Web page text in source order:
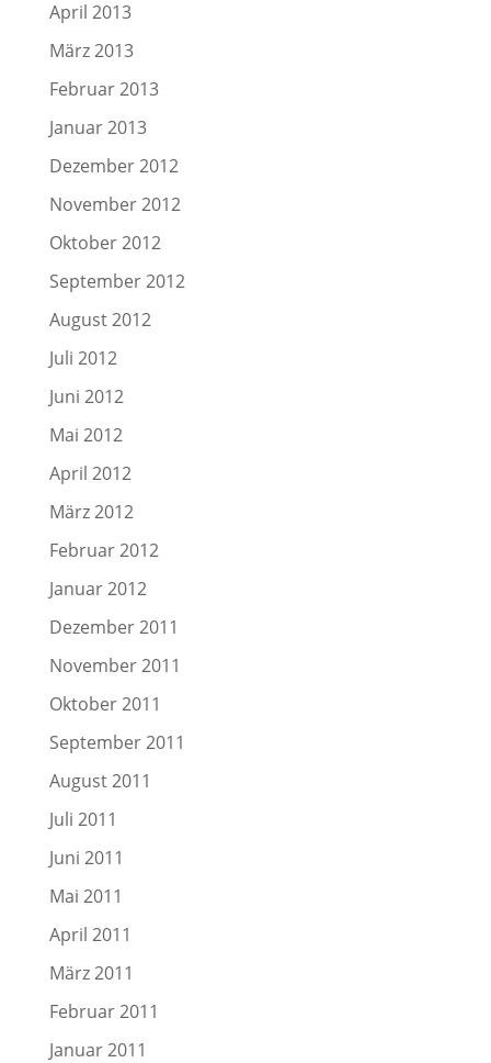
April 2013
März 2013
Februar 2013
Januar 2013
Dezember 2012
November 2012
Oktober 2012
September 2012
August 2012
Juli 2012
Juni 2012
Mai 2012
April 2012
März 2012
Februar 2012
Januar 2012
Dezember 2011
November 2011
Oktober 2011
September 2011
August 2011
Juli 2011
Juni 2011
Mai 2011
April 2011
März 2011
Februar 2011
Januar 2011